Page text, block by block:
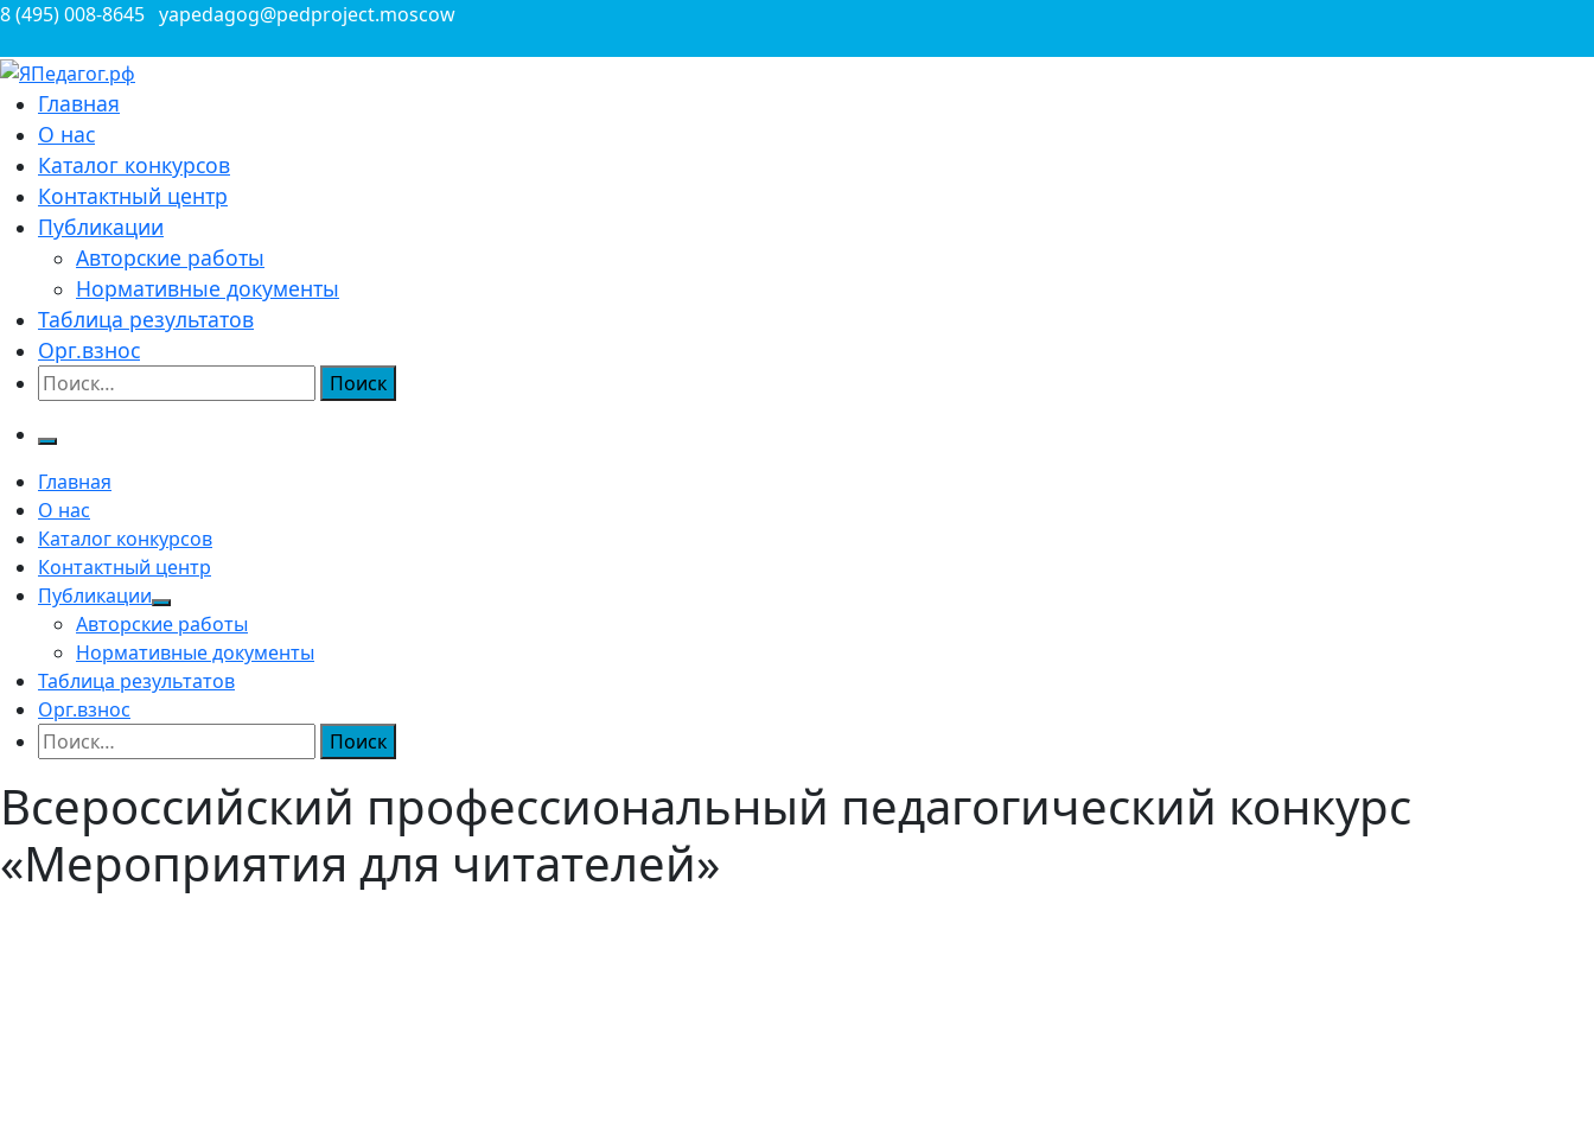
Перейти
содержимому
8 (495) 008-8645 yapedagog@pedproject.moscow
ЯПедагог.рф
Всероссийские конкурсы для педагогов
Главная
О нас
Каталог конкурсов
Контактный центр
Публикации
Авторские работы
Нормативные документы
Таблица результатов
Орг.взнос
Найти:
Главная
О нас
Каталог конкурсов
Контактный центр
Публикации
Авторские работы
Нормативные документы
Таблица результатов
Орг.взнос
Найти:
Всероссийский профессиональный педагогический конкурс
«Мероприятия для читателей»